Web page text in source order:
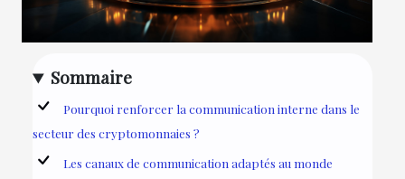
Sommaire
Pourquoi renforcer la communication interne dans le
secteur des cryptomonnaies ?
Les canaux de communication adaptés au monde